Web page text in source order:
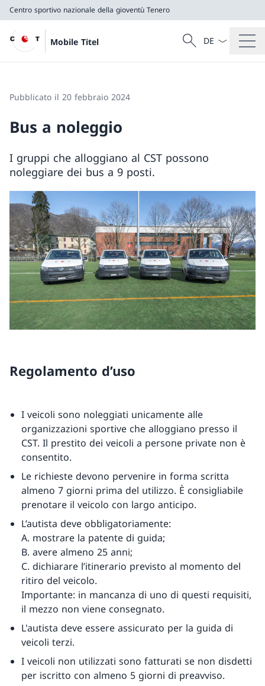
Centro sportivo nazionale della gioventù Tenero
Mobile Titel
Cercare
Ricerca
Dal menu a
Pubblicato il 20 febbraio 2024
Bus a noleggio
I gruppi che alloggiano al CST possono
noleggiare dei bus a 9 posti.
Regolamento d’uso
I veicoli sono noleggiati unicamente alle
organizzazioni sportive che alloggiano presso il
CST. Il prestito dei veicoli a persone private non è
consentito.
Le richieste devono pervenire in forma scritta
almeno 7 giorni prima del utilizzo. È consigliabile
prenotare il veicolo con largo anticipo.
L’autista deve obbligatoriamente:
A. mostrare la patente di guida;
B. avere almeno 25 anni;
C. dichiarare l’itinerario previsto al momento del
ritiro del veicolo.
Importante: in mancanza di uno di questi requisiti,
il mezzo non viene consegnato.
L'autista deve essere assicurato per la guida di
veicoli terzi.
I veicoli non utilizzati sono fatturati se non disdetti
per iscritto con almeno 5 giorni di preavviso.